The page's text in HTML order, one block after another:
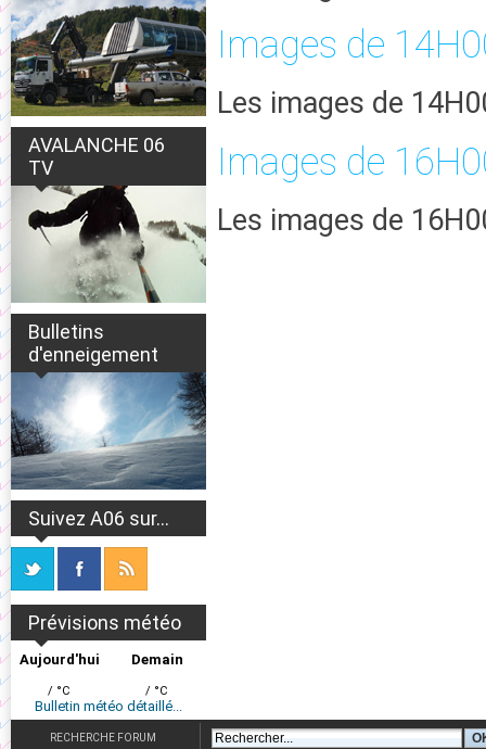
AVALANCHE 06
TV
Bulletins
d'enneigement
Suivez A06 sur...
Prévisions météo
Aujourd'hui
/ °C
Demain
/ °C
Bulletin météo détaillé...
Images de
Les images de
Images de
Les images de
RECHERCHE FORUM